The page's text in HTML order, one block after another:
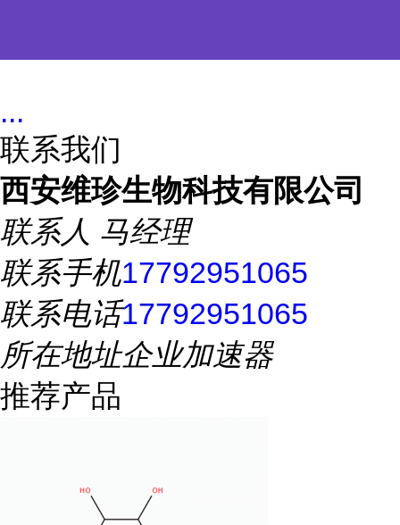
...
联系我们
西安维珍生物科技有限公司
联系人 马经理
联系手机17792951065
联系电话17792951065
所在地址企业加速器
推荐产品